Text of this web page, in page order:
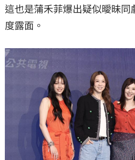
這也是蒲禾菲爆出疑似曖昧同
度露面。